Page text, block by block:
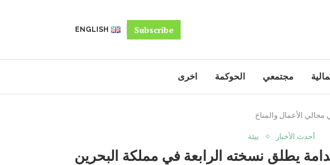
Subscribe
ENGLISH
مجتمعي الحوكمة اخرى
الأعمال والمناخ
أحدث الأخبار
بيئة
يطلق نسخته الرابعة في مملكة البحرين